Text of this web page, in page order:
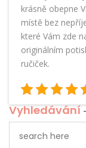
krásně obepne
místě bez
které Vám zde
originálním
ručiček.
Vyhledávání